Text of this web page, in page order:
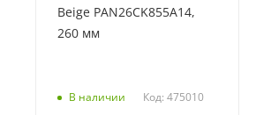
Beige PAN26CK855A14,
260 мм
В наличии Код: 475010